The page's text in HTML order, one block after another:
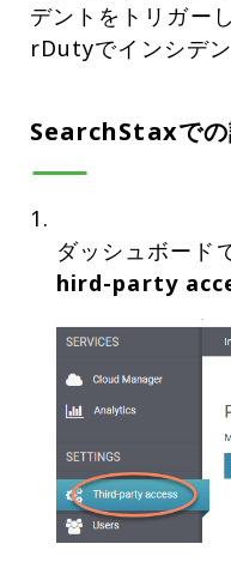
デントをトリガー
rDutyでインシデン
SearchStaxでの
ダッシュボー
hird-party